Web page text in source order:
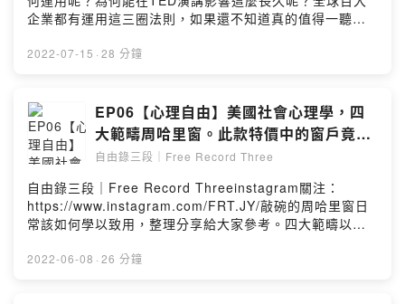
言，正面回饋是我們的動力。如有工商贊助的乾爹乾娘非
常ok：frt.jy777@gmail.comPowered by Firstory
Hosting
企業都有運用這三圈法則，如果還不知道真的值得一聽。
https://open.firstory.me/join/ckgnmaw9rvfez0813yllze
e011/comments自由錄三段｜Free Record
Threeinstagram關注：
https://www.instagram.com/FRT.JY/自友們來個五星留
言，正面回饋是我們的動力。如有工商贊助的乾爹乾娘非
常ok：frt.jy777@gmail.comPowered by Firstory
Hosting
2022-07-15 · 28 分鐘
EP06【心理自由】美國社會心理學，四
大範疇周哈里窗。此款特價中的窗戶竟然
可以開放自我、消除人與人的認知差異？
自由錄三段｜Free Record Three
自由錄三段｜Free Record Threeinstagram關注：
https://www.instagram.com/FRT.JY/敲碗的周哈里窗日
常該如何學以致用，整理分享給大家參考。四大範疇以房
通、情侶增溫使用。彼此的認知差異的理解，嘗試改變思
2022-06-08 · 26 分鐘